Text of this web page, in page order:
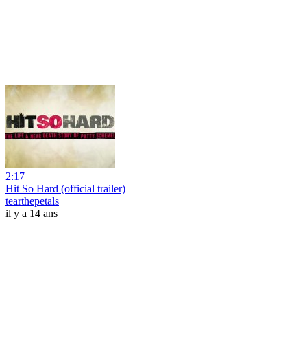
2:17
Hit So Hard (official trailer)
tearthepetals
il y a 14 ans